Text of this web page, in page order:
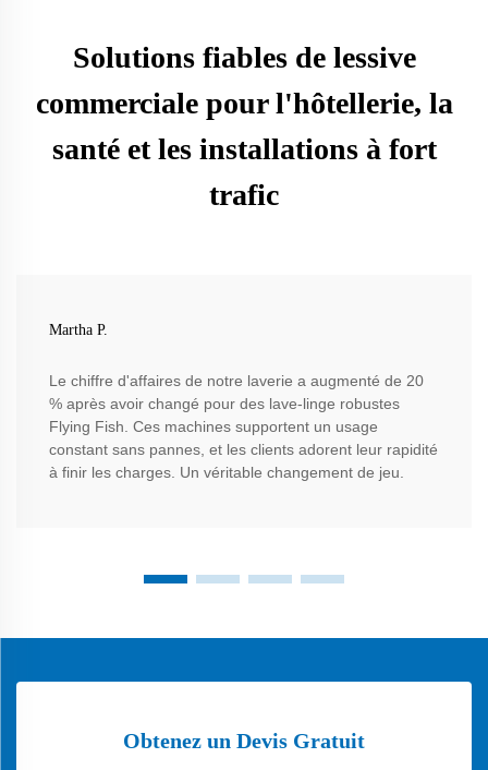
Solutions fiables de lessive
commerciale pour l'hôtellerie, la
santé et les installations à fort
trafic
Martha P.
Le chiffre d'affaires de notre laverie a augmenté de 20
% après avoir changé pour des lave-linge robustes
Flying Fish. Ces machines supportent un usage
constant sans pannes, et les clients adorent leur rapidité
à finir les charges. Un véritable changement de jeu.
Obtenez un Devis Gratuit